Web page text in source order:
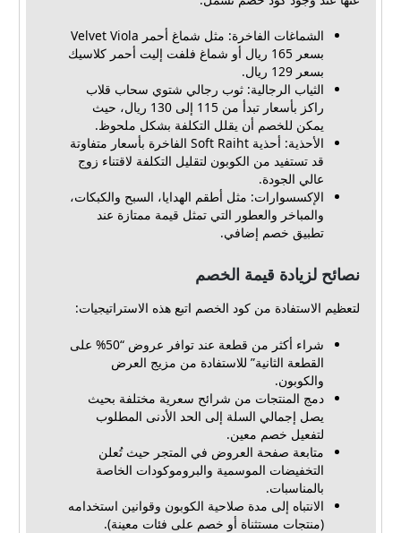
الشماغات الفاخرة: مثل شماغ أحمر Velvet Viola
بسعر 165 ريال أو شماغ فلفت إليت أحمر كلاسيك
بسعر 129 ريال.
الثياب الرجالية: ثوب رجالي شتوي سحاب قلاب
راكز بأسعار تبدأ من 115 إلى 130 ريال، حيث
يمكن للخصم أن يقلل التكلفة بشكل ملحوظ.
الأحذية: أحذية Soft Raiht الفاخرة بأسعار متفاوتة
قد تستفيد من الكوبون لتقليل التكلفة لاقتناء زوج
عالي الجودة.
الإكسسوارات: مثل أطقم الهدايا، السبح والكبكات،
والمباخر والعطور التي تمثل قيمة ممتازة عند
تطبيق خصم إضافي.
نصائح لزيادة قيمة الخصم
لتعظيم الاستفادة من كود الخصم اتبع هذه الاستراتيجيات:
شراء أكثر من قطعة عند توافر عروض “50% على
القطعة الثانية” للاستفادة من مزيج العرض
والكوبون.
دمج المنتجات من شرائح سعرية مختلفة بحيث
يصل إجمالي السلة إلى الحد الأدنى المطلوب
لتفعيل خصم معين.
متابعة صفحة العروض في المتجر حيث تُعلن
التخفيضات الموسمية والبروموكودات الخاصة
بالمناسبات.
الانتباه إلى مدة صلاحية الكوبون وقوانين استخدامه
(منتجات مستثناة أو خصم على فئات معينة).